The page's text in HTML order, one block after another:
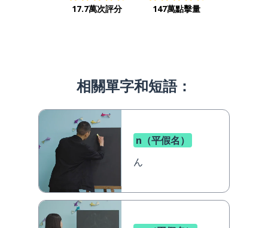
17.7萬次評分 147萬點擊量
相關單字和短語：
n（平假名）
ん